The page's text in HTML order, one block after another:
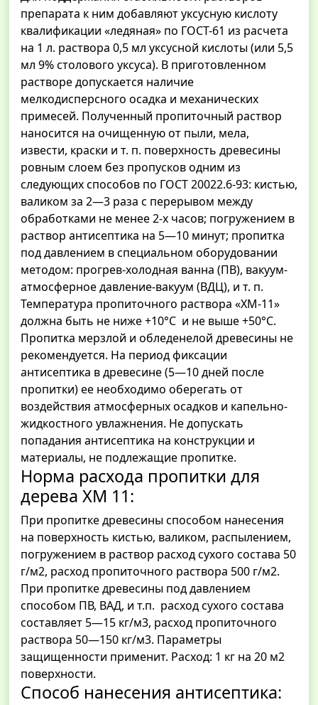
препарата к ним добавляют уксусную кислоту
квалификации «ледяная» по ГОСТ-61 из расчета
на 1 л. раствора 0,5 мл уксусной кислоты (или 5,5
мл 9% столового уксуса). В приготовленном
растворе допускается наличие
мелкодисперсного осадка и механических
примесей. Полученный пропиточный раствор
наносится на очищенную от пыли, мела,
извести, краски и т. п. поверхность древесины
ровным слоем без пропусков одним из
следующих способов по ГОСТ 20022.6-93: кистью,
валиком за 2—3 раза с перерывом между
обработками не менее 2-х часов; погружением в
раствор антисептика на 5—10 минут; пропитка
под давлением в специальном оборудовании
методом: прогрев-холодная ванна (ПВ), вакуум-
атмосферное давление-вакуум (ВДЦ), и т. п.
Температура пропиточного раствора «ХМ-11»
должна быть не ниже +10°С и не выше +50°С.
Пропитка мерзлой и обледенелой древесины не
рекомендуется. На период фиксации
антисептика в древесине (5—10 дней после
пропитки) ее необходимо оберегать от
воздействия атмосферных осадков и капельно-
жидкостного увлажнения. Не допускать
попадания антисептика на конструкции и
материалы, не подлежащие пропитке.
Норма расхода пропитки для
дерева ХМ 11:
При пропитке древесины способом нанесения
на поверхность кистью, валиком, распылением,
погружением в раствор расход сухого состава 50
г/м2, расход пропиточного раствора 500 г/м2.
При пропитке древесины под давлением
способом ПВ, ВАД, и т.п. расход сухого состава
составляет 5—15 кг/м3, расход пропиточного
раствора 50—150 кг/м3. Параметры
защищенности применит. Расход: 1 кг на 20 м2
поверхности.
Способ нанесения антисептика: